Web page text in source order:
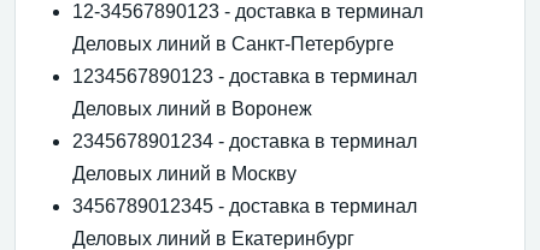
12-34567890123 - доставка в терминал
Деловых линий в Санкт-Петербурге
1234567890123 - доставка в терминал
Деловых линий в Воронеж
2345678901234 - доставка в терминал
Деловых линий в Москву
3456789012345 - доставка в терминал
Деловых линий в Екатеринбург